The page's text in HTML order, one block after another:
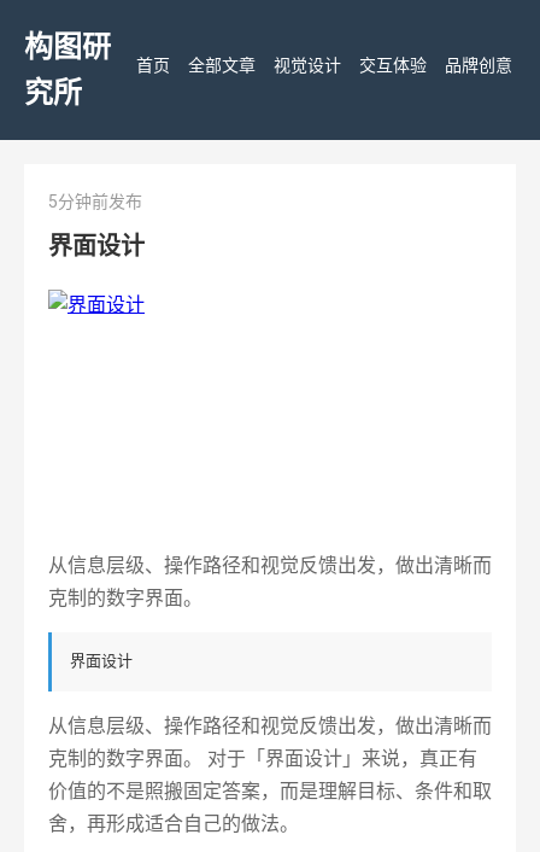
构图研
究所
首页 全部文章 视觉设计 交互体验 品牌创意
5分钟前发布
界面设计
从信息层级、操作路径和视觉反馈出发，做出清晰而
克制的数字界面。
界面设计
从信息层级、操作路径和视觉反馈出发，做出清晰而
克制的数字界面。 对于「界面设计」来说，真正有
价值的不是照搬固定答案，而是理解目标、条件和取
舍，再形成适合自己的做法。